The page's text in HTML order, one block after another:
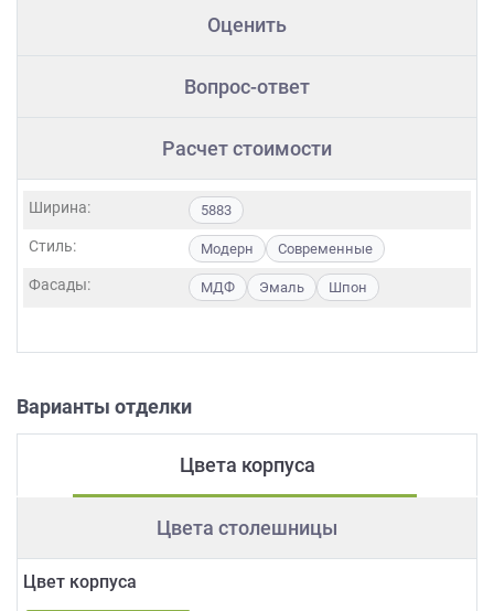
Оценить
Вопрос-ответ
Расчет стоимости
Ширина: 5883
Стиль: Модерн Современные
Фасады: МДФ Эмаль Шпон
Варианты отделки
Цвета корпуса
Цвета столешницы
Цвет корпуса